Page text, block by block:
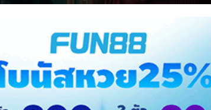
และทีมสร้างของเน็ตฟลิกซ์และผู้ให้กำเนิดซีรีส์อย่าง อเล็กซ์ ปีนา (
Esther Martínez
ส่วนที่แฟน ๆ คงอยากเห็นมากที่สุดส่วนหนึ่งมาขยายความต่อ โด
แสดงโดย เปโดร อลองโซ ( Pedro Alonso) ที่ขนาดว่าหมดบทบา
กระเพื่อมได้ตลอดในทุกซีซันหลัง เรียกได้ว่าถ้าต้องสร้างภาคแ
เนื้อที่สุดแล้ว